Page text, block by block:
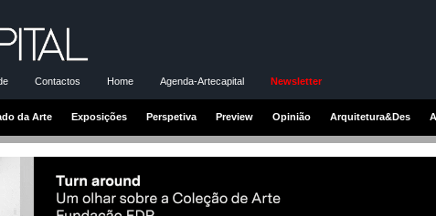
Contactos Home Agenda-Artecapital Newsletter
da Arte Exposições Perspetiva Preview Opinião Arquitetura&Des